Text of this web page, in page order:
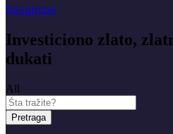
Insignitus
Investiciono zlato,
dukati
All
Pretraga